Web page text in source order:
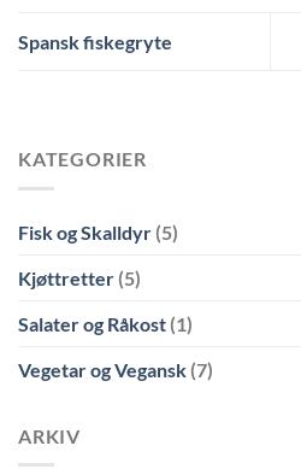
Spansk fiskegryte
KATEGORIER
Fisk og Skalldyr (5)
Kjøttretter (5)
Salater og Råkost (1)
Vegetar og Vegansk (7)
ARKIV